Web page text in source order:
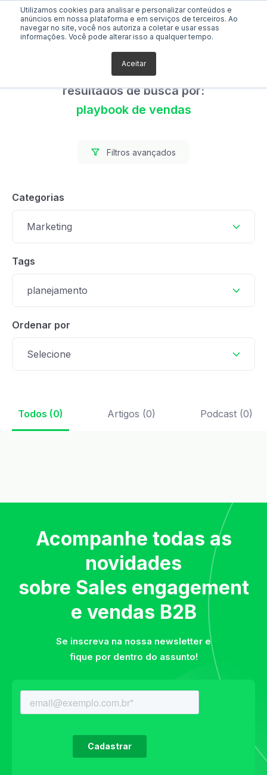
Utilizamos cookies para analisar e personalizar conteúdos e
anúncios em nossa plataforma e em serviços de terceiros. Ao
navegar no site, você nos autoriza a coletar e usar essas
informações. Você pode alterar isso a qualquer tempo.
Aceitar
Foram encontrados 0
resultados de busca por:
playbook de vendas
Filtros avançados
Categorias
Marketing
Tags
planejamento
Ordenar por
Selecione
Todos (0) Artigos (0) Podcast (0)
Acompanhe todas as
novidades
sobre Sales engagement
e vendas B2B
Se inscreva na nossa newsletter e
fique por dentro do assunto!